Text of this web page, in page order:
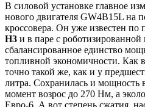
В силовой установке главное
нового двигателя GW4B15L на
кроссовера. Он уже известен
H3 и в паре с роботизированной
сбалансированное единство
топливной экономичности. Как
точно такой же, как и у
литра. Сохранилась и мощность
момент возрос до 270 Нм, а